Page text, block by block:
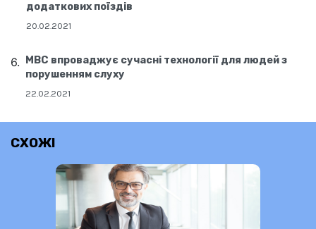
додаткових поїздів
20.02.2021
МВС впроваджує сучасні технології для людей з
порушенням слуху
22.02.2021
СХОЖІ